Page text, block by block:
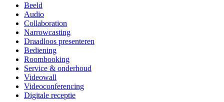
Beeld
Audio
Collaboration
Narrowcasting
Draadloos presenteren
Bediening
Roombooking
Service & onderhoud
Videowall
Videoconferencing
Digitale receptie